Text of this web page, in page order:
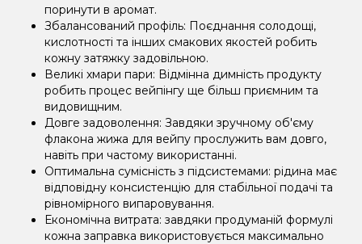
поринути в аромат.
Збалансований профіль: Поєднання солодощі,
кислотності та інших смакових якостей робить
кожну затяжку задовільною.
Великі хмари пари: Відмінна димність продукту
робить процес вейпінгу ще більш приємним та
видовищним.
Довге задоволення: Завдяки зручному об'єму
флакона жижа для вейпу прослужить вам довго,
навіть при частому використанні.
Оптимальна сумісність з підсистемами: рідина має
відповідну консистенцію для стабільної подачі та
рівномірного випаровування.
Економічна витрата: завдяки продуманій формулі
кожна заправка використовується максимально